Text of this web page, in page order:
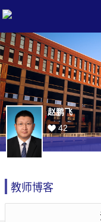
赵鹏飞
42
教师博客